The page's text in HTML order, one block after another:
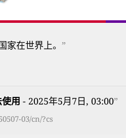
在世界上。 ”
用 - 2025年5月7日, 03:00”
03/cn/?cs